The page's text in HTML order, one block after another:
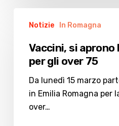
prenotazioni
over
Notizie In Romagna
Vaccini, si
per gli over 75
Da lunedì 15 marzo
in Emilia Romagna per
over…